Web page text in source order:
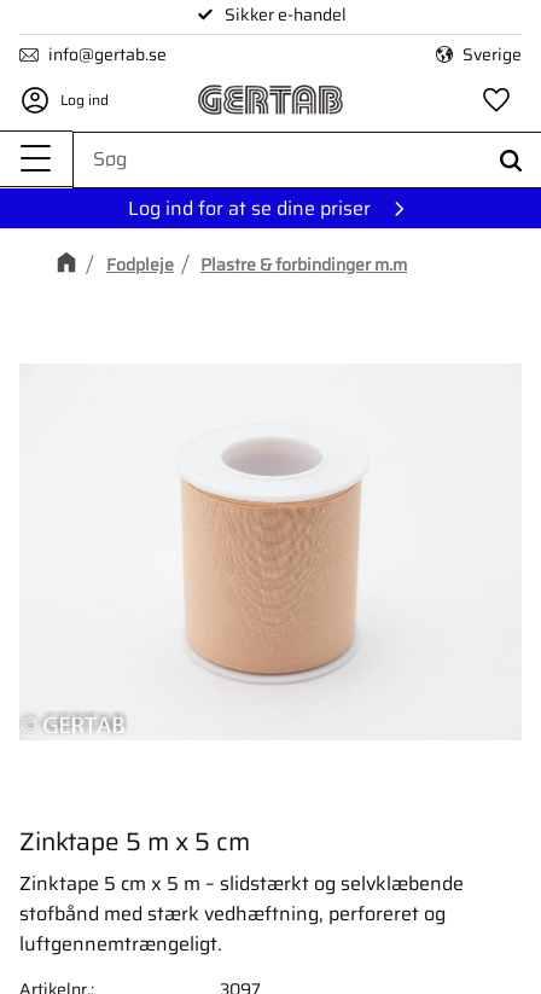
Menu
Sikker e-handel
info@gertab.se
Sverige
Log ind
Log ind for at se dine priser
Fodpleje Plastre & forbindinger m.m
Zinktape 5 m x 5 cm
Zinktape 5 cm x 5 m – slidstærkt og selvklæbende
stofbånd med stærk vedhæftning, perforeret og
luftgennemtrængeligt.
Artikelnr.
3097